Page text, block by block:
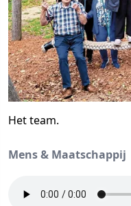
Het team.
Mens & Maatschappij